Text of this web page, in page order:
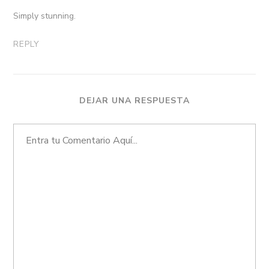
Simply stunning.
REPLY
DEJAR UNA RESPUESTA